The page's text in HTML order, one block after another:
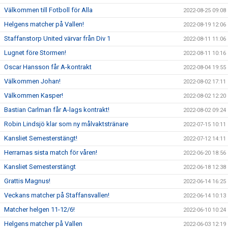
Välkommen till Fotboll för Alla 2022-08-25 09:08
Helgens matcher på Vallen! 2022-08-19 12:06
Staffanstorp United värvar från Div 1 2022-08-11 11:06
Lugnet före Stormen! 2022-08-11 10:16
Oscar Hansson får A-kontrakt 2022-08-04 19:55
Välkommen Johan! 2022-08-02 17:11
Välkommen Kasper! 2022-08-02 12:20
Bastian Carlman får A-lags kontrakt! 2022-08-02 09:24
Robin Lindsjö klar som ny målvaktstränare 2022-07-15 10:11
Kansliet Semesterstängt! 2022-07-12 14:11
Herrarnas sista match för våren! 2022-06-20 18:56
Kansliet Semesterstängt 2022-06-18 12:38
Grattis Magnus! 2022-06-14 16:25
Veckans matcher på Staffansvallen! 2022-06-14 10:13
Matcher helgen 11-12/6! 2022-06-10 10:24
Helgens matcher på Vallen 2022-06-03 12:19